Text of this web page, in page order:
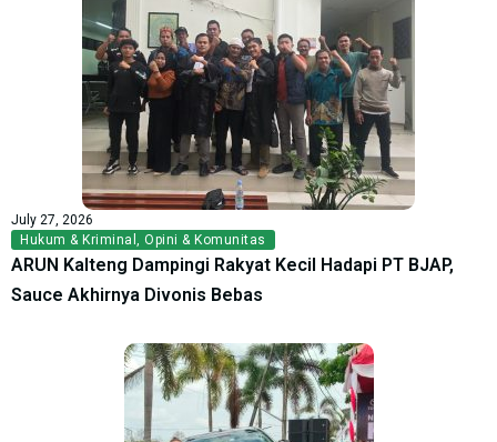
July 27, 2026
Hukum & Kriminal
Opini & Komunitas
ARUN Kalteng Dampingi Rakyat Kecil Hadapi PT BJAP,
Sauce Akhirnya Divonis Bebas